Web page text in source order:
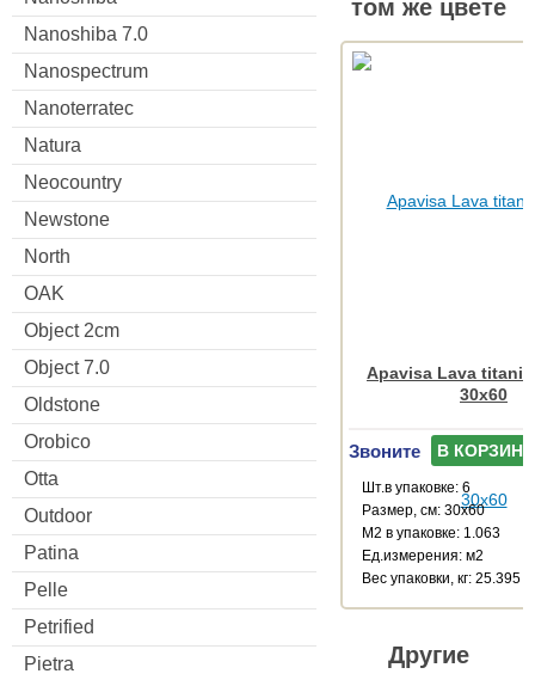
Nanoshiba 7.0
Nanospectrum
Nanoterratec
Natura
Neocountry
Newstone
North
OAK
Object 2cm
Object 7.0
Oldstone
Orobico
Otta
Outdoor
Patina
Pelle
Petrified
Pietra
том же цвете
Apavisa Lava
30x60
Звоните В КОРЗИНУ
Шт.в упаковке: 6
Размер, см: 30x60
М2 в упаковке: 1.063
Ед.измерения: м2
Веc упаковки, кг: 25.395
Другие